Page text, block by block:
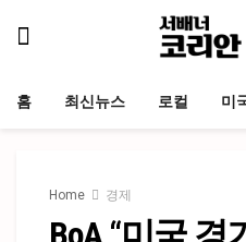
홈 최신뉴스 로컬 미
Home 경제